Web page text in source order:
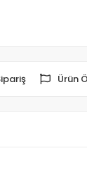
Ürün